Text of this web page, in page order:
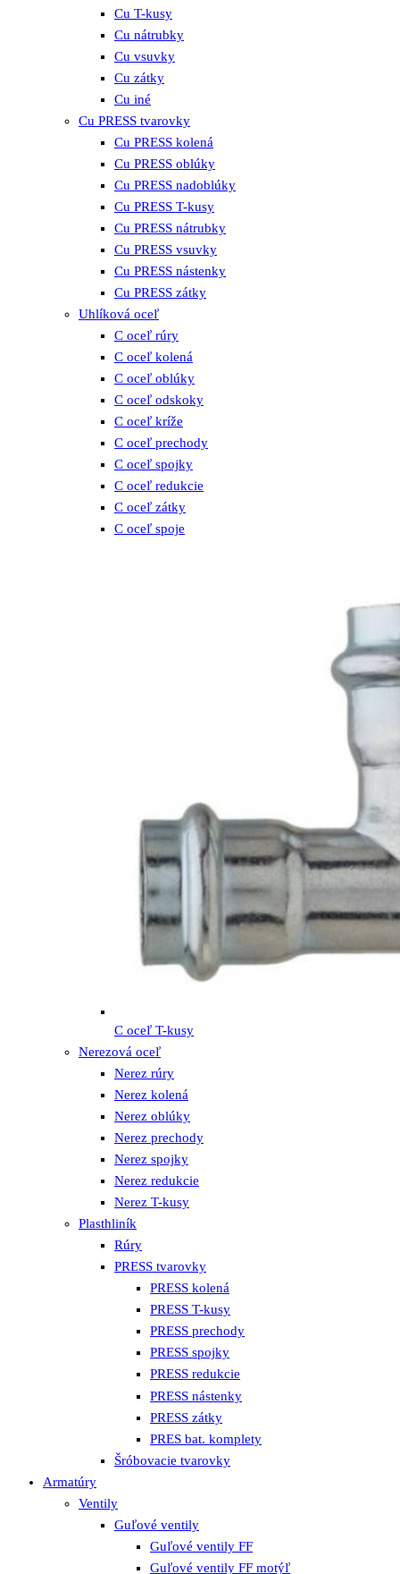
Cu T-kusy
Cu nátrubky
Cu vsuvky
Cu zátky
Cu iné
Cu PRESS tvarovky
Cu PRESS kolená
Cu PRESS oblúky
Cu PRESS nadoblúky
Cu PRESS T-kusy
Cu PRESS nátrubky
Cu PRESS vsuvky
Cu PRESS nástenky
Cu PRESS zátky
Uhlíková oceľ
C oceľ rúry
C oceľ kolená
C oceľ oblúky
C oceľ odskoky
C oceľ kríže
C oceľ prechody
C oceľ spojky
C oceľ redukcie
C oceľ zátky
C oceľ spoje
C oceľ T-kusy
Nerezová oceľ
Nerez rúry
Nerez kolená
Nerez oblúky
Nerez prechody
Nerez spojky
Nerez redukcie
Nerez T-kusy
Plasthliník
Rúry
PRESS tvarovky
PRESS kolená
PRESS T-kusy
PRESS prechody
PRESS spojky
PRESS redukcie
PRESS nástenky
PRESS zátky
PRES bat. komplety
Šróbovacie tvarovky
Armatúry
Ventily
Guľové ventily
Guľové ventily FF
Guľové ventily FF motýľ